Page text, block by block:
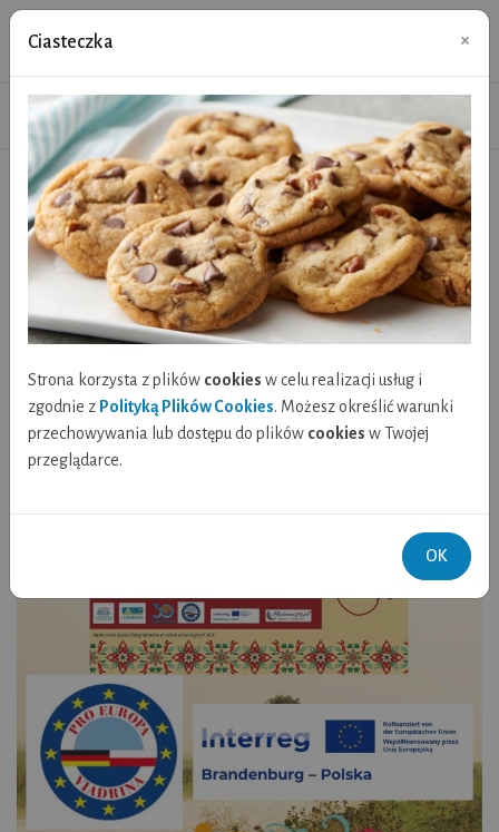
Lubniewicach
Folkowe Lubniewice 2024
Aktualności Folkowe Lubniewice 2024
Ciasteczka ×
Strona korzysta z plików cookies w celu realizacji usług i
zgodnie z Polityką Plików Cookies. Możesz określić warunki
przechowywania lub dostępu do plików cookies w Twojej
przeglądarce.
OK